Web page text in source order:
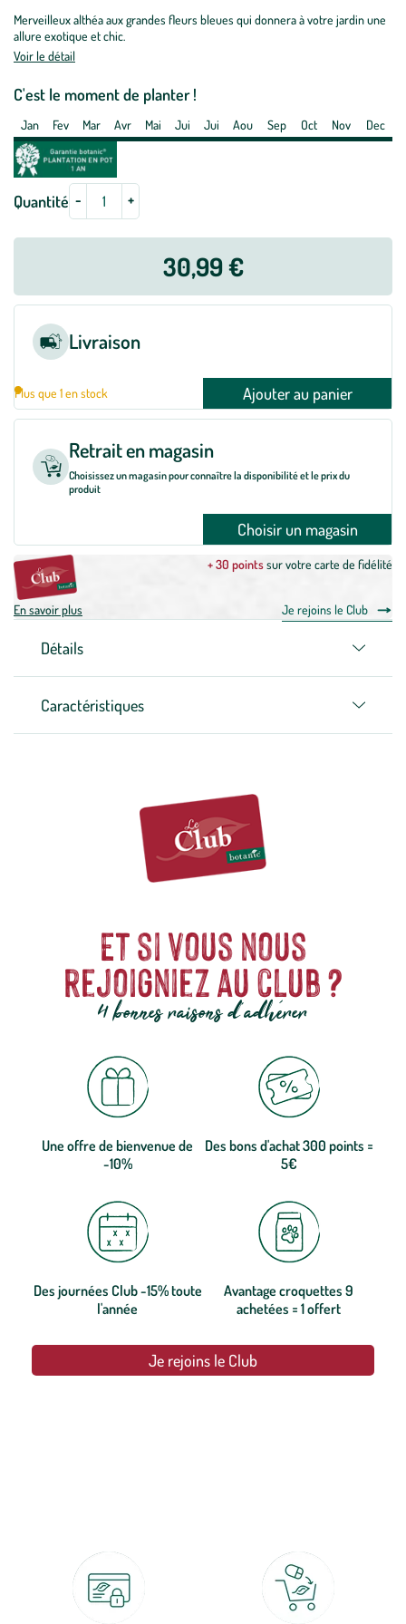
Merveilleux althéa aux grandes fleurs bleues qui donnera à votre jardin une
allure exotique et chic.
Voir le détail
C'est le moment de planter !
Blue
Chiffon
pot
Jan Fev Mar Avr Mai Jui Jui Aou Sep Oct Nov Dec
Quantité - +
30,99 €
Livraison
Plus que 1 en stock Ajouter au panier
Retrait en magasin
Choisissez un magasin pour connaître la disponibilité et le prix du
produit
Choisir un magasin
+ 30 pointssur votre carte de fidélité
En savoir plus Je rejoins le Club
Détails
Caractéristiques
Et si vous nous
rejoigniez au club ?
4 bonnes raisons d'adhérer
Une offre de bienvenue de
-10%
Des bons d'achat 300 points =
5€
Des journées Club -15% toute
l'année
Avantage croquettes 9
achetées = 1 offert
Je rejoins le Club